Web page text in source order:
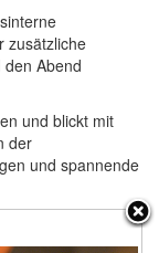
zusätzliche
Abend
und blickt mit
der
und spannende